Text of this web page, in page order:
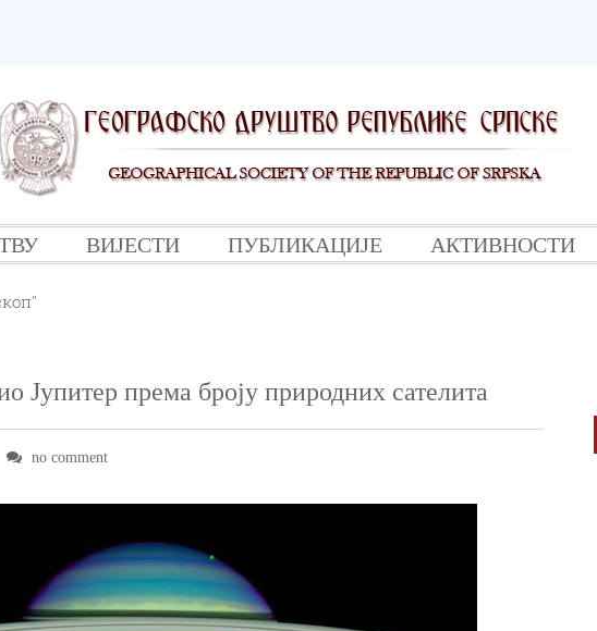
ВИЈЕСТИ ПУБЛИКАЦИЈЕ АКТИВНОСТИ
Јупитер према броју природних сателита
no comment